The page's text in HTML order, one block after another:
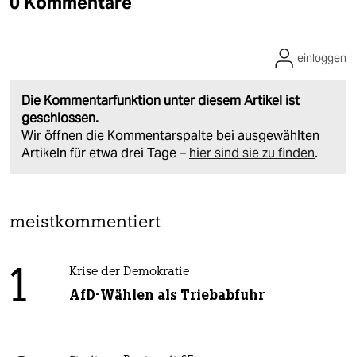
Die Kommentarfunktion unter diesem Artikel ist
geschlossen.
Wir öffnen die Kommentarspalte bei ausgewählten
Artikeln für etwa drei Tage – hier sind sie zu finden.
einloggen
meistkommentiert
1 Krise der Demokratie
AfD-Wählen als Triebabfuhr